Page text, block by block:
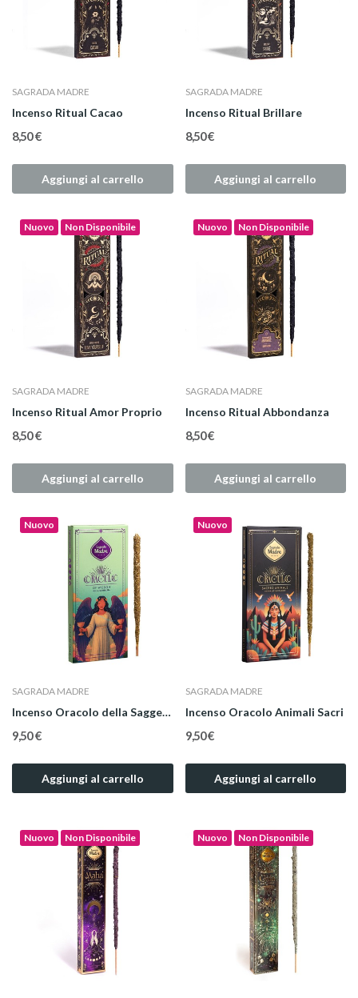
SAGRADA MADRE
Incenso Ritual Cacao
8,50 €
Aggiungi al carrello
SAGRADA MADRE
Incenso Ritual Brillare
8,50 €
Aggiungi al carrello
Nuovo Non Disponibile
SAGRADA MADRE
Incenso Ritual Amor Proprio
8,50 €
Aggiungi al carrello
Nuovo Non Disponibile
SAGRADA MADRE
Incenso Ritual Abbondanza
8,50 €
Aggiungi al carrello
Nuovo
SAGRADA MADRE
Incenso Oracolo della Saggezza
9,50 €
Aggiungi al carrello
Nuovo
SAGRADA MADRE
Incenso Oracolo Animali Sacri
9,50 €
Aggiungi al carrello
Nuovo Non Disponibile Nuovo Non Disponibile